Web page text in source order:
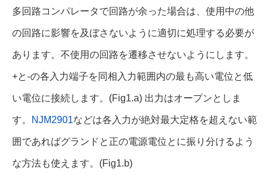
多回路コンパレータで回路が余った場合は、使用中の他
の回路に影響を及ぼさないように適切に処理する必要が
あります。不使用の回路を遷移させないようにします。
+と-の各入力端子を同相入力範囲内の最も高い電位と低
い電位に接続します。(Fig1.a) 出力はオープンとしま
す。 NJM2901などは各入力が絶対最大定格を超えない範
囲であればグランドと正の電源電位とに振り分けるよう
な方法も使えます。(Fig1.b)